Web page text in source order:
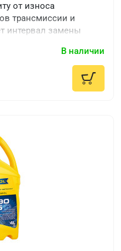
от износа
трансмиссии и
интервал замены
В наличии